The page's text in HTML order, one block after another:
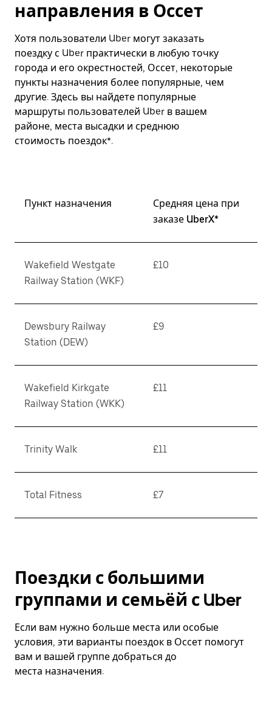
направления в Оссет
Хотя пользователи Uber могут заказать
поездку с Uber практически в любую точку
города и его окрестностей, Оссет, некоторые
пункты назначения более популярные, чем
другие. Здесь вы найдете популярные
маршруты пользователей Uber в вашем
районе, места высадки и среднюю
стоимость поездок*.
Пункт назначения
Средняя цена при
заказе UberX*
Wakefield Westgate
Railway Station (WKF)
£10
Dewsbury Railway
Station (DEW)
£9
Wakefield Kirkgate
Railway Station (WKK)
£11
Trinity Walk £11
Total Fitness £7
Поездки с большими
группами и семьёй с Uber
Если вам нужно больше места или особые
условия, эти варианты поездок в Оссет помогут
вам и вашей группе добраться до
места назначения.